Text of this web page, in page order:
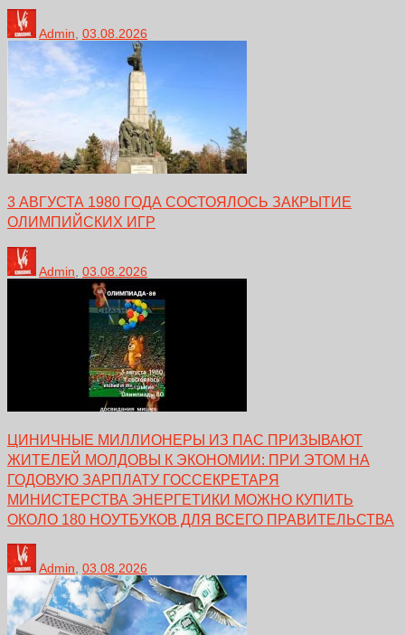
Admin 03.08.2026
3 АВГУСТА 1980 ГОДА СОСТОЯЛОСЬ ЗАКРЫТИЕ
ОЛИМПИЙСКИХ ИГР
Admin 03.08.2026
ЦИНИЧНЫЕ МИЛЛИОНЕРЫ ИЗ ПАС ПРИЗЫВАЮТ
ЖИТЕЛЕЙ МОЛДОВЫ К ЭКОНОМИИ: ПРИ ЭТОМ НА
ГОДОВУЮ ЗАРПЛАТУ ГОССЕКРЕТАРЯ
МИНИСТЕРСТВА ЭНЕРГЕТИКИ МОЖНО КУПИТЬ
ОКОЛО 180 НОУТБУКОВ ДЛЯ ВСЕГО ПРАВИТЕЛЬСТВА
Admin, 03.08.2026